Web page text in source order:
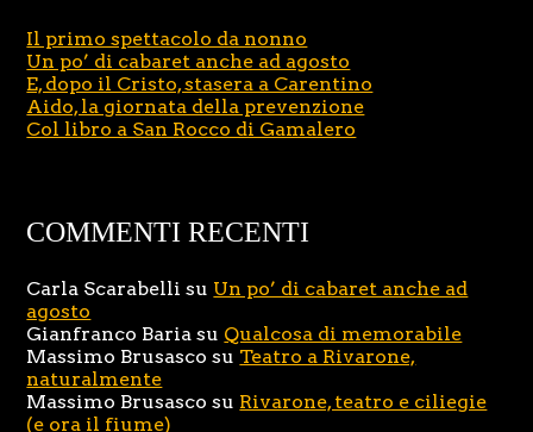
Il primo spettacolo da nonno
Un po’ di cabaret anche ad agosto
E, dopo il Cristo, stasera a Carentino
Aido, la giornata della prevenzione
Col libro a San Rocco di Gamalero
COMMENTI RECENTI
Carla Scarabelli su Un po’ di cabaret anche ad
agosto
Gianfranco Baria su Qualcosa di memorabile
Massimo Brusasco su Teatro a Rivarone,
naturalmente
Massimo Brusasco su Rivarone, teatro e ciliegie
(e ora il fiume)